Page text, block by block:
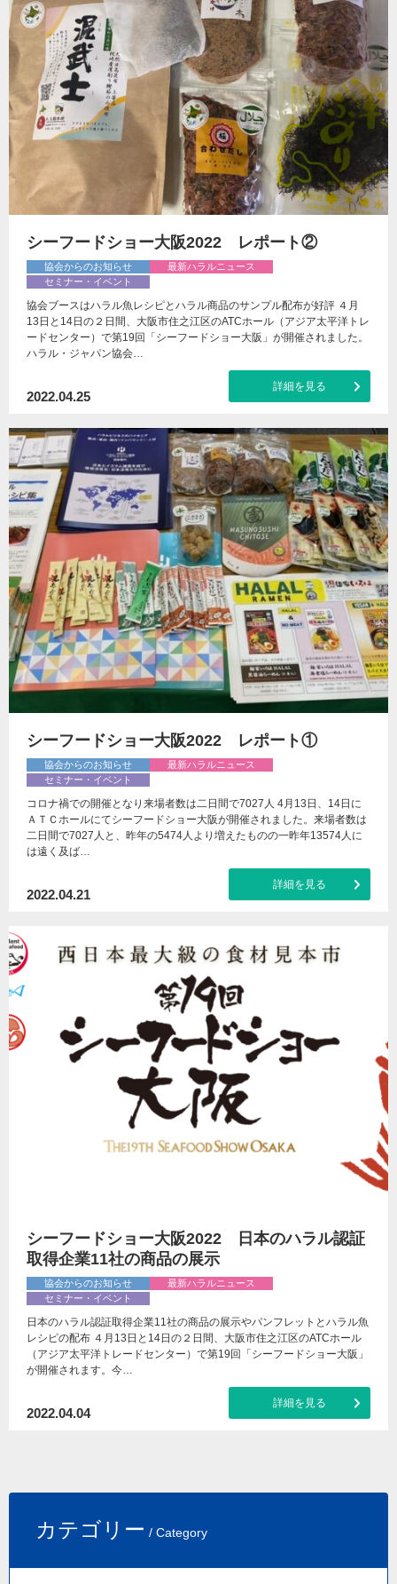
シーフードショー大阪2022 レポート②
協会からのお知らせ
最新ハラルニュース
セミナー・イベント
協会ブースはハラル魚レシピとハラル商品のサンプル配布が好評 ４月
13日と14日の２日間、大阪市住之江区のATCホール（アジア太平洋トレ
ードセンター）で第19回「シーフードショー大阪」が開催されました。
ハラル・ジャパン協会…
2022.04.25
詳細を見る
シーフードショー大阪2022 レポート①
協会からのお知らせ
最新ハラルニュース
セミナー・イベント
コロナ禍での開催となり来場者数は二日間で7027人 4月13日、14日に
ＡＴＣホールにてシーフードショー大阪が開催されました。来場者数は
二日間で7027人と、昨年の5474人より増えたものの一昨年13574人に
は遠く及ば…
2022.04.21
詳細を見る
シーフードショー大阪2022 日本のハラル認証
取得企業11社の商品の展示
協会からのお知らせ
最新ハラルニュース
セミナー・イベント
日本のハラル認証取得企業11社の商品の展示やパンフレットとハラル魚
レシピの配布 ４月13日と14日の２日間、大阪市住之江区のATCホール
（アジア太平洋トレードセンター）で第19回「シーフードショー大阪」
が開催されます。今…
2022.04.04
詳細を見る
カテゴリー / Category